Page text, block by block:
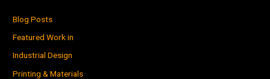
Blog Posts
Featured Work in
Industrial Design
Printing & Materials